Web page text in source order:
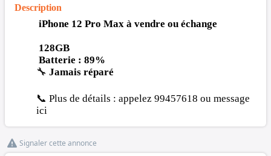
Description
iPhone 12 Pro Max à vendre ou échange
128GB
Batterie : 89%
🔧 Jamais réparé
📞 Plus de détails : appelez 99457618 ou message
ici
Signaler cette annonce